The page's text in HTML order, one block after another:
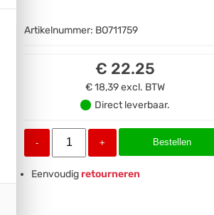
Artikelnummer: BO711759
€ 22.25
€ 18,39excl. BTW
Direct leverbaar.
- + Bestellen
Eenvoudigretourneren